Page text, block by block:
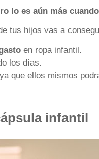
lo es aún más
tus hijos vas a
en ropa infantil.
los días.
que ellos mismos
infantil